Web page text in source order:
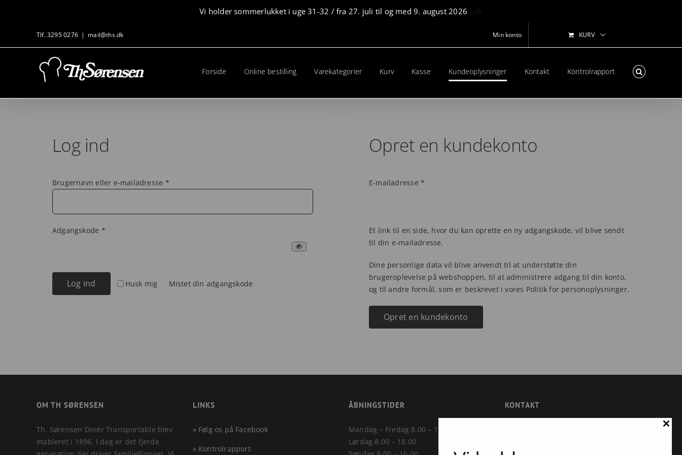
Vi holder sommerlukket i uge 31-32 / fra 27. juli til og med 9. august 2026
Tlf. 3295 0276 | mail@ths.dk Min konto KURV
Forside Online bestilling Varekategorier Kurv Kasse Kundeoplysninger Kontakt Kontrolrapport
Log ind
Brugernavn eller e-mailadresse *Påkrævet
Adgangskode *Påkrævet
Husk mig
Log ind Mistet din adgangskode
Opret en kundekonto
E-mailadresse *
Et link til en side, hvor du kan oprette en ny adgangskode, vil blive sendt
til din e-mailadresse.
Dine personlige data vil blive anvendt til at understøtte din
brugeroplevelse på webshoppen, til at administrere adgang til din konto,
og til andre formål, som er beskrevet i vores Politik for personoplysninger.
Opret en kundekonto
OM TH SØRENSEN
Th. Sørensen Dinér Transportable blev
etableret i 1896. I dag er det fjerde
LINKS
» Følg os på Facebook
» Kontrolrapport
ÅBNINGSTIDER
Mandag – Fredag 8.00 – 18.00
Lørdag 8.00 – 18.00
KONTAKT